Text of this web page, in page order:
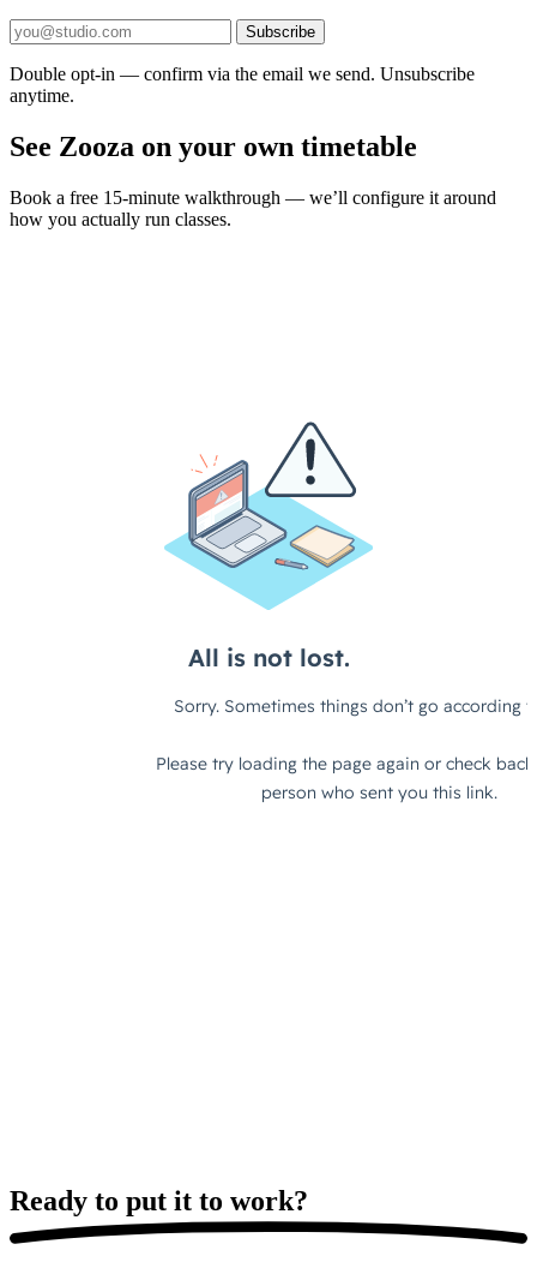
Subscribe
Double opt-in — confirm via the email we send. Unsubscribe
anytime.
See Zooza on your own timetable
Book a free 15-minute walkthrough — we’ll configure it around
how you actually run classes.
Ready to put it to work?